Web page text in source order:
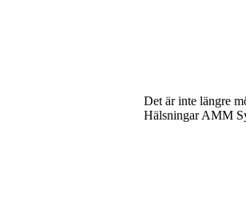
Det är inte längre
Hälsningar AMM